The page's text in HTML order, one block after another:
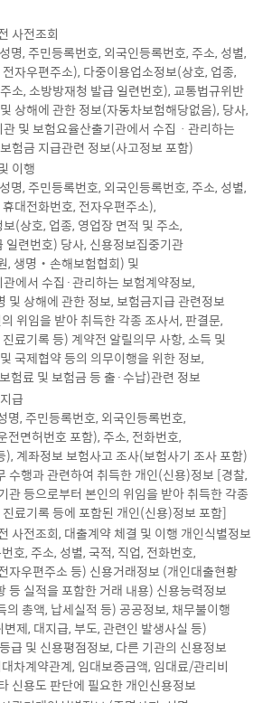
사전조회
명, 주민등록번호, 외국인등록번호, 주소, 성별,
자우편주소), 다중이용업소정보(상호, 업종,
소, 소방방재청 발급 일련번호), 교통법규위반
상해에 관한 정보(자동차보험해당없음), 당사,
및 보험요율산출기관에서 수집ㆍ관리하는
험금 지급관련 정보(사고정보 포함)
이행
명, 주민등록번호, 외국인등록번호, 주소, 성별,
대전화번호, 전자우편주소),
(상호, 업종, 영업장 면적 및 주소,
일련번호) 당사, 신용정보집중기관
, 생명‧손해보험협회) 및
에서 수집·관리하는 보험계약정보,
및 상해에 관한 정보, 보험금지급 관련정보
위임을 받아 취득한 각종 조사서, 판결문,
료기록 등) 계약전 알릴의무 사항, 소득 및
국제협약 등의 의무이행을 위한 정보,
험료 및 보험금 등 출·수납)관련 정보
급
명, 주민등록번호, 외국인등록번호,
전면허번호 포함), 주소, 전화번호,
), 계좌정보 보험사고 조사(보험사기 조사 포함)
수행과 관련하여 취득한 개인(신용)정보 [경찰,
관 등으로부터 본인의 위임을 받아 취득한 각종
료기록 등에 포함된 개인(신용)정보 포함]
사전조회, 대출계약 체결 및 이행 개인식별정보
호, 주소, 성별, 국적, 직업, 전화번호,
자우편주소 등) 신용거래정보 (개인대출현황
등 실적을 포함한 거래 내용) 신용능력정보
의 총액, 납세실적 등) 공공정보, 채무불이행
제, 대지급, 부도, 관련인 발생사실 등)
급 및 신용평점정보, 다른 기관의 신용정보
차계약관계, 임대보증금액, 임대료/관리비
신용도 판단에 필요한 개인신용정보